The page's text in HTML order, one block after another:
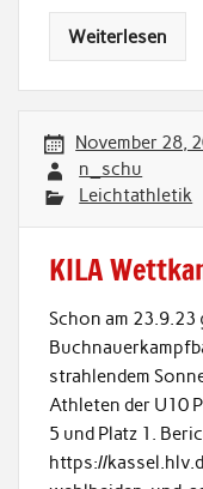
Weiterlesen
November 28,
n_schu
Leichtathletik
KILA
Schon am 23.9.23
strahlendem
Athleten der U10
5 und Platz 1.
https://